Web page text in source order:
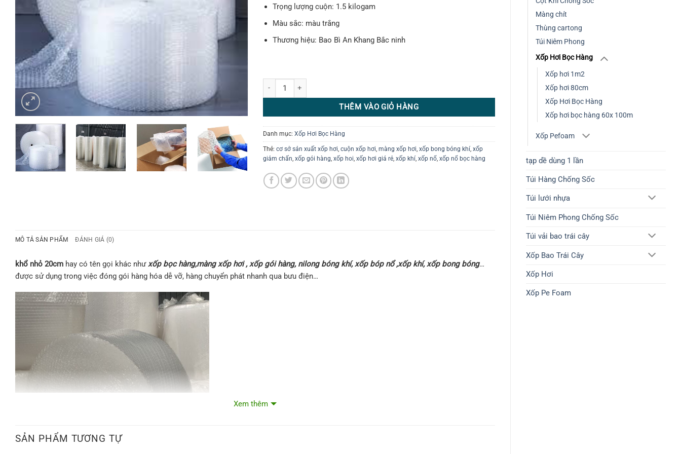
Màng chít
Thùng cartong
Túi Niêm Phong
Xốp Hơi Bọc Hàng
Xốp hơi 1m2
Xốp hơi 80cm
Xốp Hơi Bọc Hàng
Xốp hơi bọc hàng 60x 100m
Xốp Pefoam
tạp dề dùng 1 lần
Túi Hàng Chống Sốc
Túi lưới nhựa
Túi Niêm Phong Chống Sốc
Túi vải bao trái cây
Xốp Bao Trái Cây
Xốp Hơi
Xốp Pe Foam
Trọng lượng cuộn: 1.5 kilogam
Màu sắc: màu trắng
Thương hiệu: Bao Bì An Khang Bắc ninh
THÊM VÀO GIỎ HÀNG
Danh mục: Xốp Hơi Bọc Hàng
Thẻ: cơ sở sản xuất xốp hơi, cuộn xốp hơi, màng xốp hơi, xốp bong bóng khí, xốp
giảm chấn, xốp gói hàng, xốp hoi, xốp hơi giá rẻ, xốp khí, xốp nổ, xốp nổ bọc hàng
MÔ TẢ SẢN PHẨM ĐÁNH GIÁ (0)
khổ nhỏ 20cm hay có tên gọi khác nhưxốp bọc hàng,màng xốp hơi , xốp gói hàng, nilong bóng khí, xốp bóp nổ ,xốp khí, xốp bong bóng…
được sử dụng trong việc đóng gói hàng hóa dễ vỡ, hàng chuyển phát nhanh qua bưu điện…
Xem thêm
SẢN PHẨM TƯƠNG TỰ